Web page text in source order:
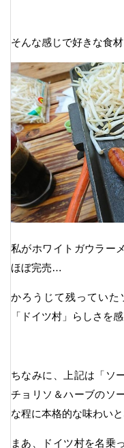
そんな感じで好きな食
私がホワイトガウラー
ほぼ完売…
かろうじて残っていた
「ドイツ村」らしさを
ちなみに、上記は「ソ
チョリソ＆ハーブのソ
な程に本格的な味わいと
まあ、ドイツ村を名乗